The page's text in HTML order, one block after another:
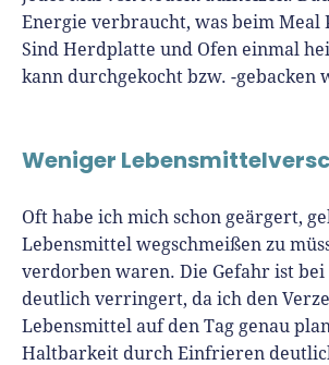
Energie verbraucht, was beim Meal
Sind Herdplatte und Ofen einmal
kann durchgekocht bzw. -gebacken
Weniger
Oft habe ich mich schon geärgert,
Lebensmittel wegschmeißen zu
verdorben waren. Die Gefahr ist bei
deutlich verringert, da ich den
Lebensmittel auf den Tag genau
Haltbarkeit durch Einfrieren